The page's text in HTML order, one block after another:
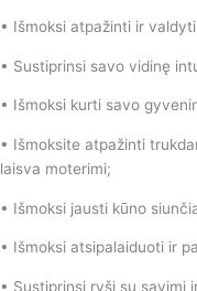
• Išmoksi atpažinti ir
• Sustiprinsi savo vidinę
• Išmoksi kurti savo
• Išmoksite atpažinti
laisva moterimi;
• Išmoksi jausti kūno
• Išmoksi atsipalaiduoti ir
• Sustiprinsi ryšį su savimi